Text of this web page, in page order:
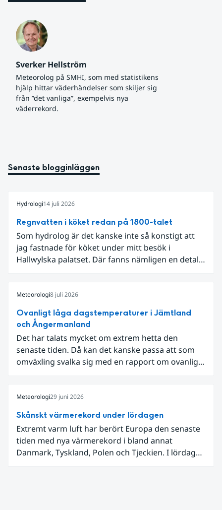
Sverker Hellström
Meteorolog på SMHI, som med statistikens
hjälp hittar väderhändelser som skiljer sig
från ”det vanliga”, exempelvis nya
väderrekord.
Senaste blogginläggen
Hydrologi14 juli 2026
Regnvatten i köket redan på 1800-talet
Som hydrolog är det kanske inte så konstigt att
jag fastnade för köket under mitt besök i
Hallwylska palatset. Där fanns nämligen en detalj
Meteorologi8 juli 2026
Ovanligt låga dagstemperaturer i Jämtland
och Ångermanland
Det har talats mycket om extrem hetta den
senaste tiden. Då kan det kanske passa att som
omväxling svalka sig med en rapport om ovanligt
Meteorologi29 juni 2026
Skånskt värmerekord under lördagen
Extremt varm luft har berört Europa den senaste
tiden med nya värmerekord i bland annat
Danmark, Tyskland, Polen och Tjeckien. I lördags